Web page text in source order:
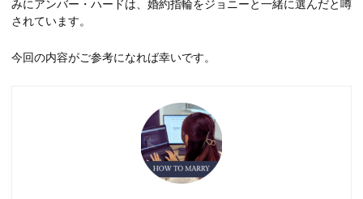
みにアンバー・ハードは、婚約指輪をジョニーと一緒に選んだと噂
されています。
今回の内容がご参考になれば幸いです。